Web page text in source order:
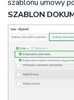
szablonu umowy
SZABLON